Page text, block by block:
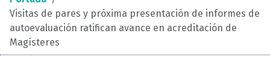
Visitas de pares y próxima presentación de informes de
autoevaluación ratifican avance en acreditación de
Magísteres